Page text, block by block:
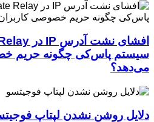
سیستم پاس‌کی چگونه حریم
می‌دهد؟
دلایل روشن نشدن لپتاپ